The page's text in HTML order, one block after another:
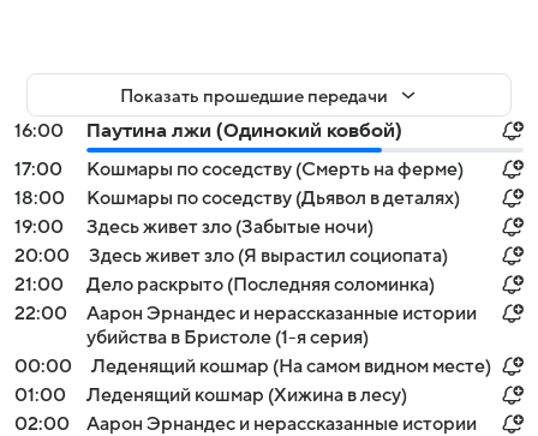
Показать прошедшие передачи
16:00
Паутина лжи (Одинокий ковбой)
17:00
Кошмары по соседству (Смерть на ферме)
18:00
Кошмары по соседству (Дьявол в деталях)
19:00
Здесь живет зло (Забытые ночи)
20:00
Здесь живет зло (Я вырастил социопата)
21:00
Дело раскрыто (Последняя соломинка)
22:00
Аарон Эрнандес и нерассказанные истории
убийства в Бристоле (1-я серия)
00:00
Леденящий кошмар (На самом видном месте)
01:00
Леденящий кошмар (Хижина в лесу)
02:00
Аарон Эрнандес и нерассказанные истории